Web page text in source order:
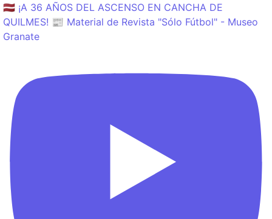
🇱🇻 ¡A 36 AÑOS DEL ASCENSO EN CANCHA DE
QUILMES! 📰 Material de Revista "Sólo Fútbol" - Museo
Granate